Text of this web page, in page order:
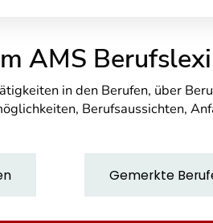
AMS
in den Berufen, über
Berufsaussichten,
Gemerkte